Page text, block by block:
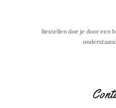
Bestellen doe je door een